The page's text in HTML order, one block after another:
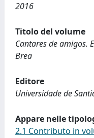
2016
Titolo del volume
Cantares de amigos.
Brea
Editore
Universidade de
Appare nelle
2.1 Contributo in